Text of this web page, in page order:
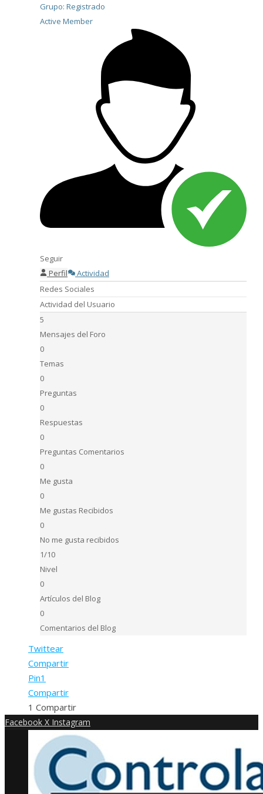
Grupo: Registrado
Active Member
Seguir
Perfil
Actividad
Redes Sociales
Actividad del Usuario
5
Mensajes del Foro
0
Temas
0
Preguntas
0
Respuestas
0
Preguntas Comentarios
0
Me gusta
0
Me gustas Recibidos
0
No me gusta recibidos
1/10
Nivel
0
Artículos del Blog
0
Comentarios del Blog
Twittear
Compartir
Pin1
Compartir
1 Compartir
Facebook X Instagram